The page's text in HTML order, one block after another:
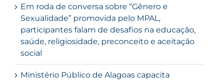
Em roda de conversa sobre “Gênero e
Sexualidade” promovida pelo MPAL,
participantes falam de desafios na educação,
saúde, religiosidade, preconceito e aceitação
social
Ministério Público de Alagoas capacita